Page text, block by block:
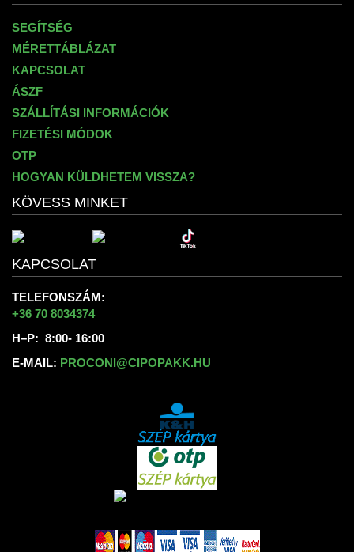
SEGÍTSÉG
MÉRETTÁBLÁZAT
KAPCSOLAT
ÁSZF
SZÁLLÍTÁSI INFORMÁCIÓK
FIZETÉSI MÓDOK
OTP
HOGYAN KÜLDHETEM VISSZA?
KÖVESS MINKET
KAPCSOLAT
TELEFONSZÁM:
+36 70 8034374
H–P: 8:00- 16:00
E-MAIL: PROCONI@CIPOPAKK.HU